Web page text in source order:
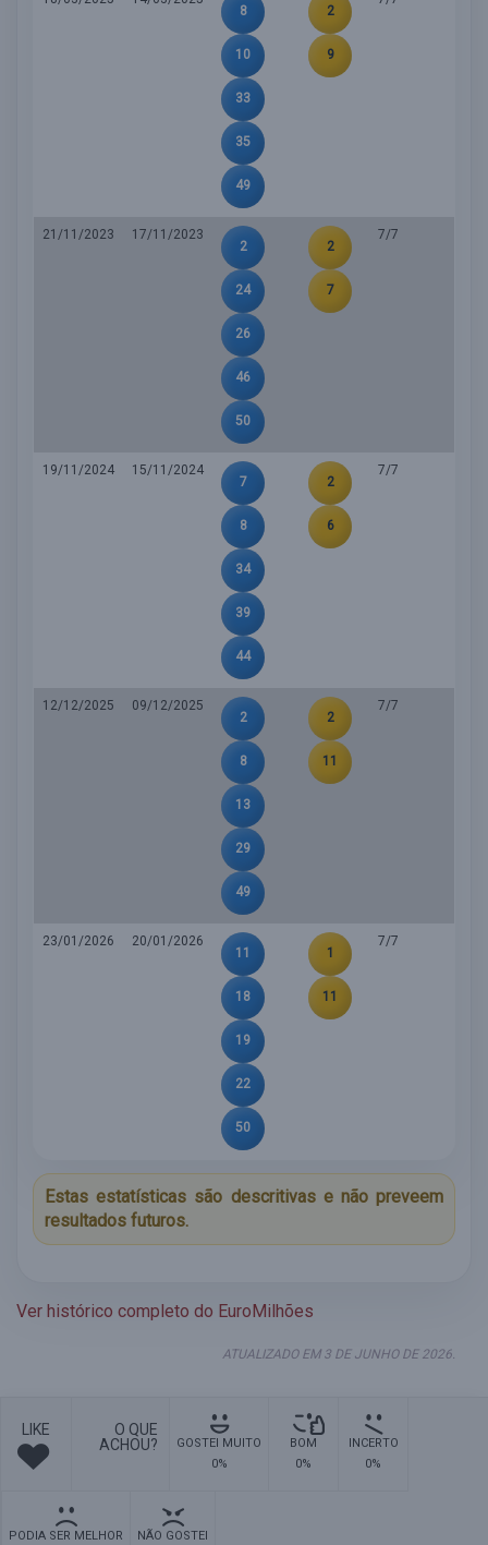
8
10
33
35
49
2
9
21/11/2023
17/11/2023
2
24
26
46
50
2
7
7/7
19/11/2024
15/11/2024
7
8
34
39
44
2
6
7/7
12/12/2025
09/12/2025
2
8
13
29
49
2
11
7/7
23/01/2026
20/01/2026
11
18
19
22
50
1
11
7/7
Estas estatísticas são descritivas e não preveem
resultados futuros.
Ver histórico completo do EuroMilhões
ATUALIZADO EM 3 DE JUNHO DE 2026.
LIKE
O QUE
ACHOU?
GOSTEI MUITO
0%
BOM
0%
INCERTO
0%
PODIA SER MELHOR
NÃO GOSTEI